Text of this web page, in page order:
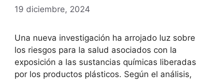
19 diciembre, 2024
Una nueva investigación ha arrojado luz sobre
los riesgos para la salud asociados con la
exposición a las sustancias químicas liberadas
por los productos plásticos. Según el análisis,